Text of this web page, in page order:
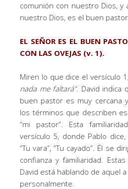
comunión con nuestro Dios,
nuestro Dios, es el buen pastor.
EL SEÑOR ES EL BUEN
CON LAS OVEJAS (v. 1).
Miren lo que dice el versículo 1,
nada me faltará”. David indica
buen pastor es muy cercana
los términos que describen
“mi pastor”. Esta
versículo 5, donde Pablo dice,
“Tu vara”, “Tu cayado”. Él se
confianza y familiaridad.
David está hablando de aquel
personalmente.